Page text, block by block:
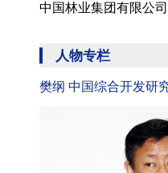
人物专栏
樊纲 中国综合开发研